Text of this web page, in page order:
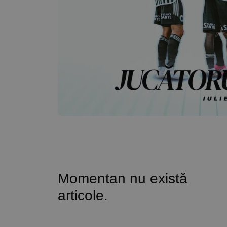
Momentan nu există
articole.